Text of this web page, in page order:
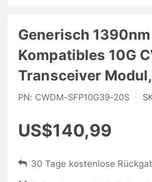
Generisch
Kompatibles 10G
Transceiver
PN: CWDM-SFP10G39-20S
US$140,99
30 Tage kostenlose